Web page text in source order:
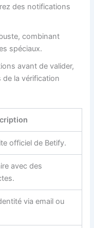
des notifications
combinant
spéciaux.
avant de valider,
de la vérification
officiel de Betify.
avec des
via email ou